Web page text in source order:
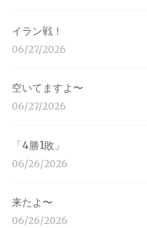
イラン戦！
06/27/2026
空いてますよ〜
06/27/2026
「4勝1敗」
06/26/2026
来たよ〜
06/26/2026